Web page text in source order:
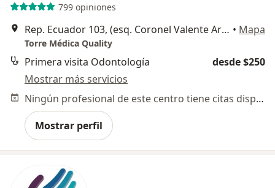
799 opiniones
Rep. Ecuador 103, (esq. Coronel Valente Arteaga), Aguascalientes • Mapa
Torre Médica Quality
Primera visita Odontología
desde $250
Mostrar más servicios
Ningún profesional de este centro tiene citas disponibles
Mostrar perfil